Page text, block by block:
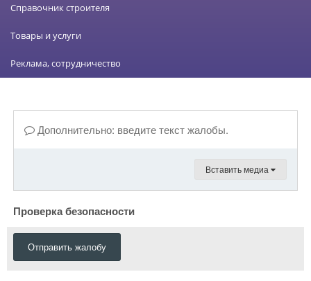
Справочник строителя
Товары и услуги
Реклама, сотрудничество
Дополнительно: введите текст жалобы.
Вставить медиа
Проверка безопасности
Отправить жалобу